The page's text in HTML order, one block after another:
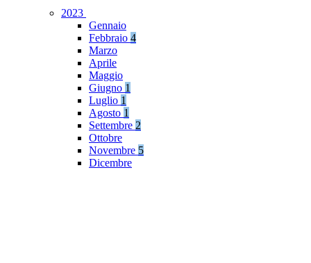
2023
Gennaio
Febbraio 4
Marzo
Aprile
Maggio
Giugno 1
Luglio 1
Agosto 1
Settembre 2
Ottobre
Novembre 5
Dicembre